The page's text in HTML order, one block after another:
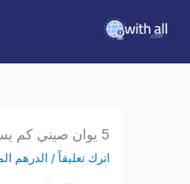
اترك تعليقاً /الدرهم